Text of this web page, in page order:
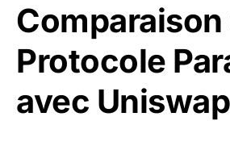
Comparaison
Protocole
avec Uniswap